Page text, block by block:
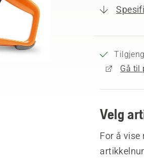
Gå til
Velg
For å vise